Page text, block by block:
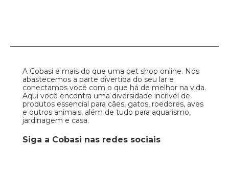
A Cobasi é mais do que uma pet shop online. Nós
abastecemos a parte divertida do seu lar e
conectamos você com o que há de melhor na vida.
Aqui você encontra uma diversidade incrível de
produtos essencial para cães, gatos, roedores, aves
e outros animais, além de tudo para aquarismo,
jardinagem e casa.
Siga a Cobasi nas redes sociais